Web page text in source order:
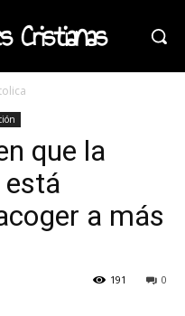
Cristianas
que la
está
a más
0
191